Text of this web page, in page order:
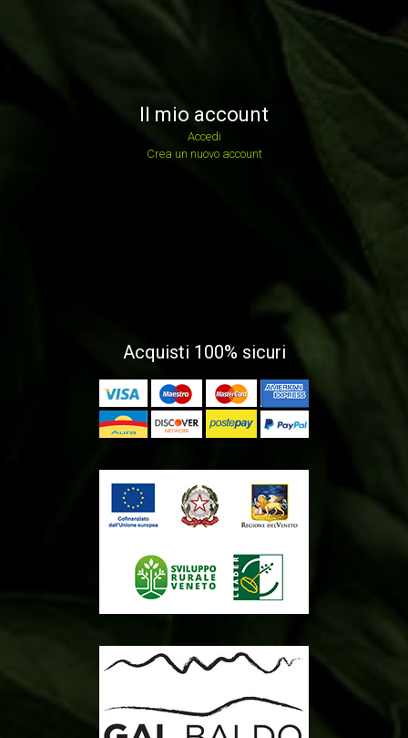
Il mio account
Accedi
Crea un nuovo account
Acquisti 100% sicuri